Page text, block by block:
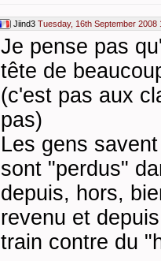
Jiind3 Tuesday, 16th September 2008
Je pense pas
tête de
(c'est pas aux
pas)
Les gens
sont "perdus"
depuis, hors,
revenu et
train contre du